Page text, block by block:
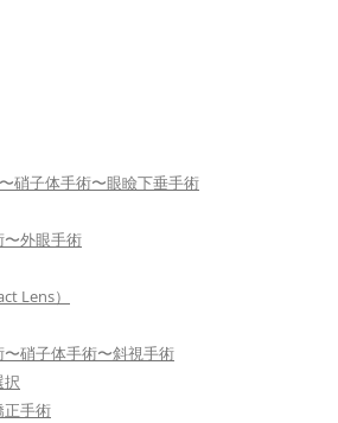
硝子体手術〜眼瞼下垂手術
〜外眼手術
Lens）
硝子体手術〜斜視手術
択
正手術